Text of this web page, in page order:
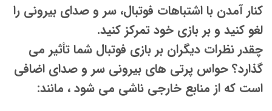
کنار آمدن با اشتباهات فوتبال، سر و صدای بیرونی را
لغو کنید و بر بازی خود تمرکز کنید.
چقدر نظرات دیگران بر بازی فوتبال شما تأثیر می
گذارد؟حواس پرتی های بیرونی سر و صدای اضافی
است که از منابع خارجی ناشی می شود ، مانند: